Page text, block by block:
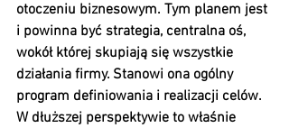
otoczeniu biznesowym. Tym planem jest
i powinna być strategia, centralna oś,
wokół której skupiają się wszystkie
działania firmy. Stanowi ona ogólny
program definiowania i realizacji celów.
W dłuższej perspektywie to właśnie